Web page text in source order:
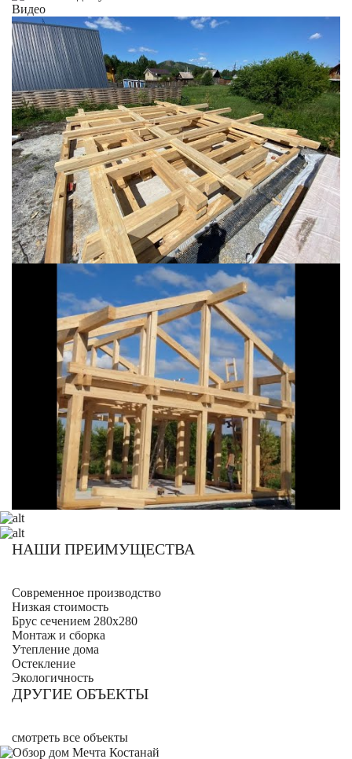
Видео
НАШИ ПРЕИМУЩЕСТВА
Современное производство
Низкая стоимость
Брус сечением 280х280
Монтаж и сборка
Утепление дома
Остекление
Экологичность
ДРУГИЕ ОБЪЕКТЫ
смотреть все объекты